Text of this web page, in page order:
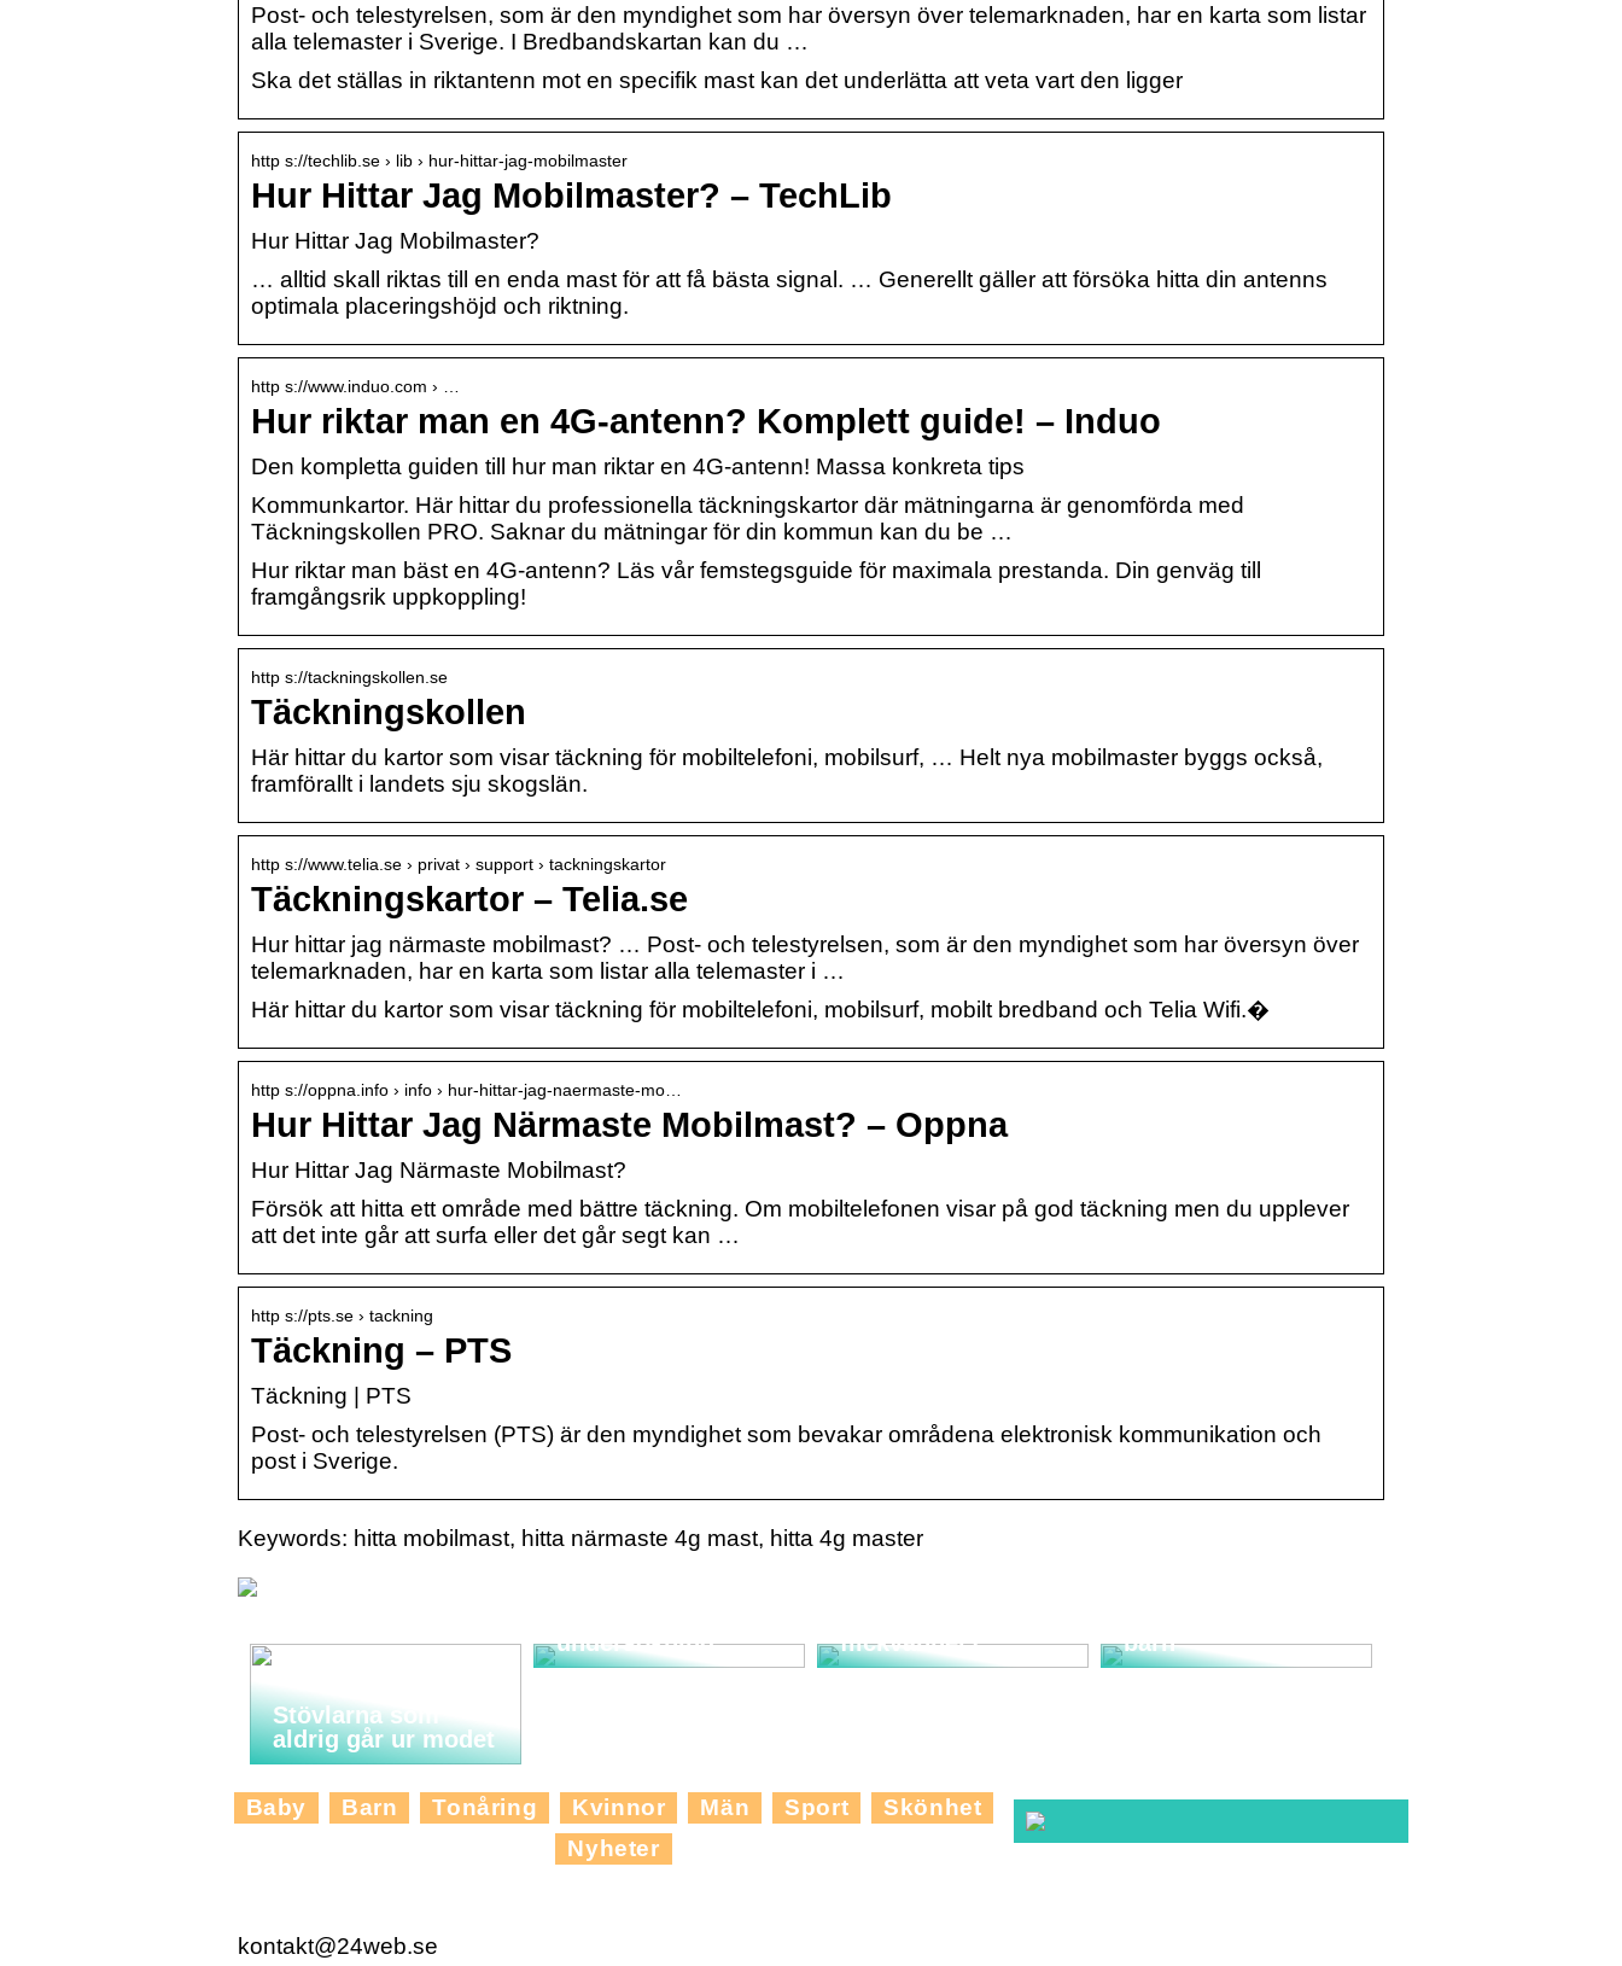
Post- och telestyrelsen, som är den myndighet som har översyn över telemarknaden, har en karta som listar
alla telemaster i Sverige. I Bredbandskartan kan du …
Ska det ställas in riktantenn mot en specifik mast kan det underlätta att veta vart den ligger
http s://techlib.se › lib › hur-hittar-jag-mobilmaster
Hur Hittar Jag Mobilmaster? – TechLib
Hur Hittar Jag Mobilmaster?
… alltid skall riktas till en enda mast för att få bästa signal. … Generellt gäller att försöka hitta din antenns
optimala placeringshöjd och riktning.
http s://www.induo.com › …
Hur riktar man en 4G-antenn? Komplett guide! – Induo
Den kompletta guiden till hur man riktar en 4G-antenn! Massa konkreta tips
Kommunkartor. Här hittar du professionella täckningskartor där mätningarna är genomförda med
Täckningskollen PRO. Saknar du mätningar för din kommun kan du be …
Hur riktar man bäst en 4G-antenn? Läs vår femstegsguide för maximala prestanda. Din genväg till
framgångsrik uppkoppling!
http s://tackningskollen.se
Täckningskollen
Här hittar du kartor som visar täckning för mobiltelefoni, mobilsurf, … Helt nya mobilmaster byggs också,
framförallt i landets sju skogslän.
http s://www.telia.se › privat › support › tackningskartor
Täckningskartor – Telia.se
Hur hittar jag närmaste mobilmast? … Post- och telestyrelsen, som är den myndighet som har översyn över
telemarknaden, har en karta som listar alla telemaster i …
Här hittar du kartor som visar täckning för mobiltelefoni, mobilsurf, mobilt bredband och Telia Wifi.�
http s://oppna.info › info › hur-hittar-jag-naermaste-mo…
Hur Hittar Jag Närmaste Mobilmast? – Oppna
Hur Hittar Jag Närmaste Mobilmast?
Försök att hitta ett område med bättre täckning. Om mobiltelefonen visar på god täckning men du upplever
att det inte går att surfa eller det går segt kan …
http s://pts.se › tackning
Täckning – PTS
Täckning | PTS
Post- och telestyrelsen (PTS) är den myndighet som bevakar områdena elektronisk kommunikation och
post i Sverige.
Keywords: hitta mobilmast, hitta närmaste 4g mast, hitta 4g master
Stövlarna som
aldrig går ur modet
undersökning
Kan en
omgiven av den
flickvänner?
barn
Baby Barn Tonåring Kvinnor Män Sport
Skönhet
Nyheter
kontakt@24web.se